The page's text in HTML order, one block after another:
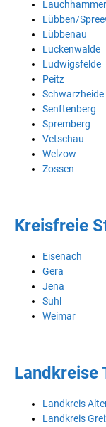
Lauchhammer
Lübben/
Lübbenau
Luckenwalde
Ludwigsfelde
Peitz
Schwarzheide
Senftenberg
Spremberg
Vetschau
Welzow
Zossen
Kreisfreie
Eisenach
Gera
Jena
Suhl
Weimar
Landkreise
Landkreis
Landkreis